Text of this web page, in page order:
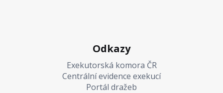
Odkazy
Exekutorská komora ČR
Centrální evidence exekucí
Portál dražeb